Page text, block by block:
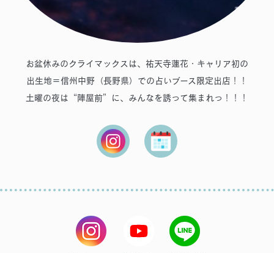
お盆休みのクライマックスは、祐天寺蓮花・キャリア初の
出生地＝信州中野（長野県）での占いブース限定出店！！
土曜の夜は“陣屋前”に、みんなを誘って集まれっ！！！